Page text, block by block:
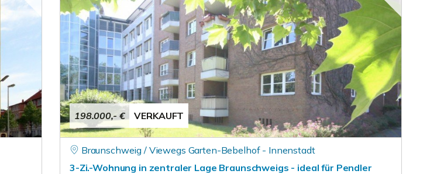
198.000,- € VERKAUFT
Braunschweig / Viewegs Garten-Bebelhof - Innenstadt
3-Zi.-Wohnung in zentraler Lage Braunschweigs - ideal für Pendler